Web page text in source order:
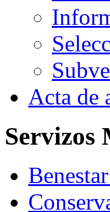
Acta de
Servizos